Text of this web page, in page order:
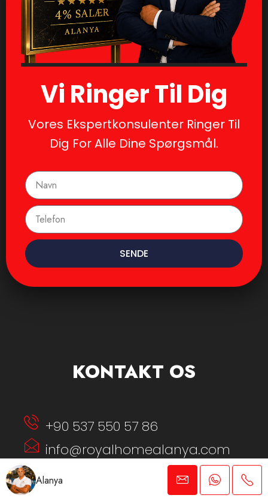
Alanya
Vi Ringer Til Dig
Vores Ekspertkonsulenter Ringer Til
Dig For Alle Dine Spørgsmål.
SENDE
KONTAKT OS
+90 537 550 57 86
info@royalhomealanya.com
Kızlarpınarı Mahallesi. Yıldız